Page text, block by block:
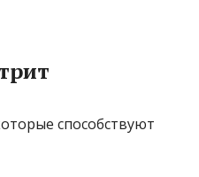
способствуют